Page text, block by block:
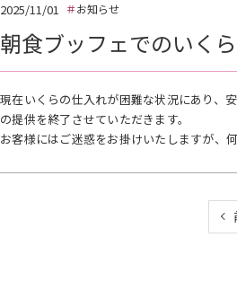
2025/11/01 お知らせ
朝食ブッフェでのいく
現在いくらの仕入れが困難な状況にあり、
の提供を終了させていただきます。
お客様にはご迷惑をお掛けいたしますが、